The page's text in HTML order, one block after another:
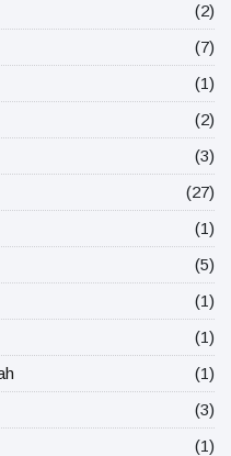
(2)
(7)
(1)
(2)
(3)
(27)
(1)
(5)
(1)
(1)
(1)
(3)
(1)